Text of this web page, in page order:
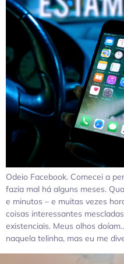
Odeio Facebook. Comecei a
fazia mal há alguns meses.
e minutos – e muitas vezes
coisas interessantes
existenciais. Meus olhos
naquela telinha, mas eu me